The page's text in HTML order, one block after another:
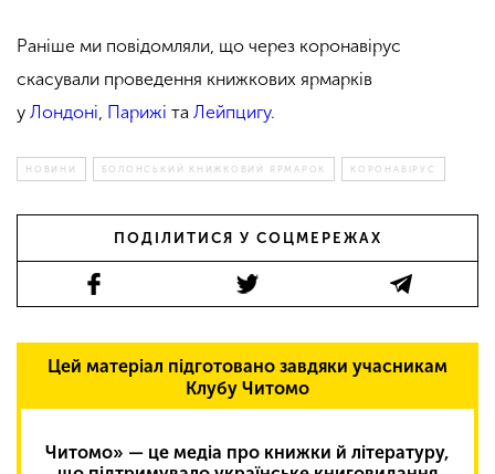
Раніше ми повідомляли, що через коронавірус
скасували проведення книжкових ярмарків
у Лондоні, Парижі та Лейпцигу.
НОВИНИ БОЛОНСЬКИЙ КНИЖКОВИЙ ЯРМАРОК КОРОНАВІРУС
ПОДІЛИТИСЯ У СОЦМЕРЕЖАХ
Цей матеріал підготовано завдяки учасникам
Клубу Читомо
Читомо» — це медіа про книжки й літературу,